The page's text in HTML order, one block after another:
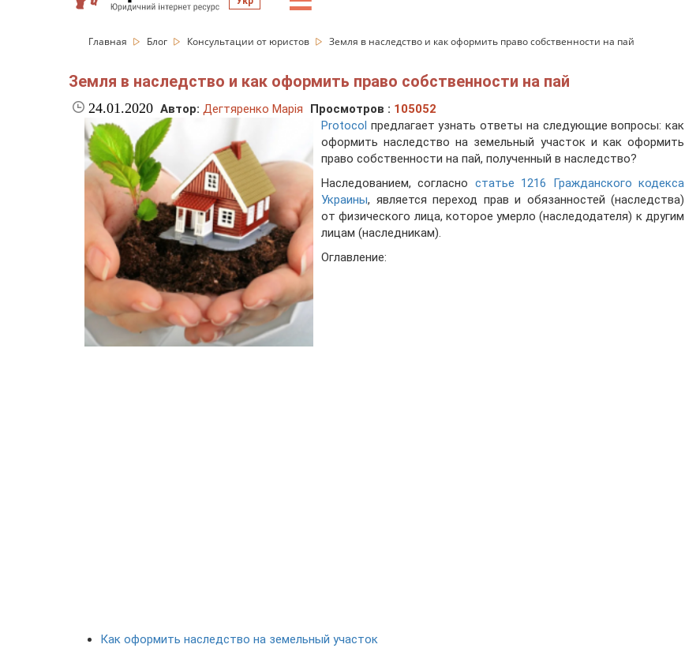
Главная Блог Консультации от юристов Земля в наследство и как оформить право собственности на пай
Земля в наследство и как оформить право собственности на пай
24.01.2020 Автор: Дегтяренко Марія Просмотров : 105052
Protocol предлагает узнать ответы на следующие вопросы: как
оформить наследство на земельный участок и как оформить
право собственности на пай, полученный в наследство?
Наследованием, согласно статье 1216 Гражданского кодекса
Украины, является переход прав и обязанностей (наследства)
от физического лица, которое умерло (наследодателя) к другим
лицам (наследникам).
Оглавление:
Как оформить наследство на земельный участок